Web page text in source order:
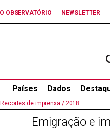
O OBSERVATÓRIO NEWSLETTER
Países Dados
Recortes de imprensa / 2018
Emigração e